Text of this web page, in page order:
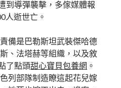
到導彈襲擊，多傢媒體報
人逝世亡。
備是巴勒斯坦武裝傑哈德
、法塔赫等組織，以及敘
了點頭甜心寶貝包養網 。
列部隊制造瞭這起花兒嫁